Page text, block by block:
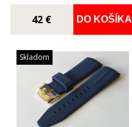
PRACKOU
42 € DO KOŠÍKA
Skladom